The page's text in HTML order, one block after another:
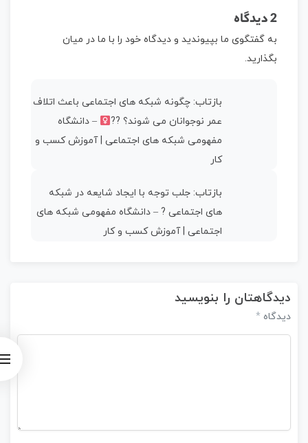
2 دیدگاه
به گفتگوی ما بپیوندید و دیدگاه خود را با ما در میان
بگذارید.
بازتاب: چگونه شبکه های اجتماعی باعث اتلاف
عمر نوجوانان می شوند؟ ??‍
– دانشگاه
مفهومی شبکه های اجتماعی | آموزش کسب و
کار
بازتاب: جلب توجه با ایجاد شایعه در شبکه
های اجتماعی ? – دانشگاه مفهومی شبکه های
اجتماعی | آموزش کسب و کار
دیدگاهتان را بنویسید
دیدگاه *